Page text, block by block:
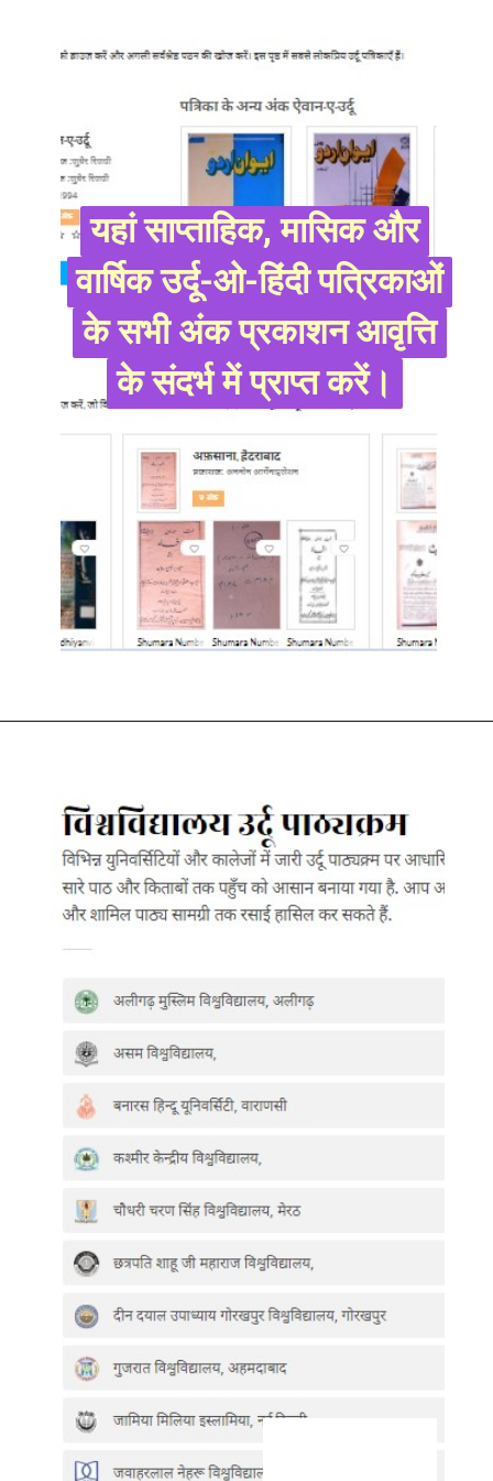
यहां साप्ताहिक, मासिक और
वार्षिक उर्दू-ओ-हिंदी पत्रिकाओं
के सभी अंक प्रकाशन आवृत्ति
के संदर्भ में प्राप्त करें।
यहां साप्ताहिक, मासिक और
वार्षिक उर्दू-ओ-हिंदी पत्रिकाओं
के सभी अंक प्रकाशन आवृत्ति
के संदर्भ में प्राप्त करें।